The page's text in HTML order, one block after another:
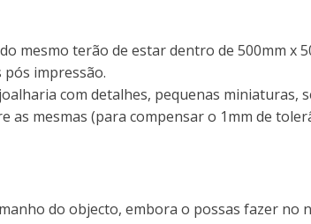
mesmo terão de estar dentro de 500mm x
impressão.
com detalhes, pequenas miniaturas,
as mesmas (para compensar o 1mm de
do objecto, embora o possas fazer